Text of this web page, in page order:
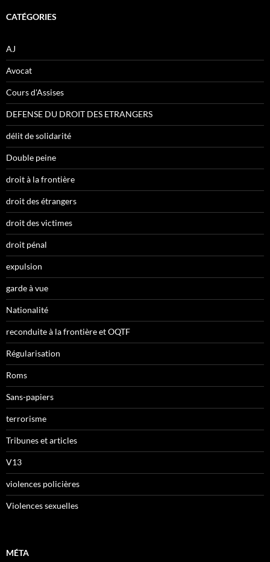
CATÉGORIES
AJ
Avocat
Cours d'Assises
DEFENSE DU DROIT DES ETRANGERS
délit de solidarité
Double peine
droit à la frontière
droit des étrangers
droit des victimes
droit pénal
expulsion
garde à vue
Nationalité
reconduite à la frontière et OQTF
Régularisation
Roms
Sans-papiers
terrorisme
Tribunes et articles
V13
violences policières
Violences sexuelles
MÉTA